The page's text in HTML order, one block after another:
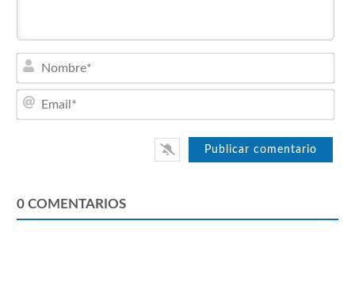
0 COMENTARIOS